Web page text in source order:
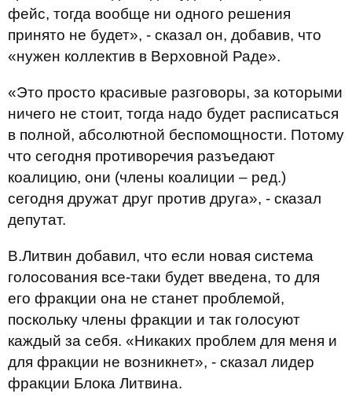
фейс, тогда вообще ни одного решения
принято не будет», - сказал он, добавив, что
«нужен коллектив в Верховной Раде».
«Это просто красивые разговоры, за которыми
ничего не стоит, тогда надо будет расписаться
в полной, абсолютной беспомощности. Потому
что сегодня противоречия разъедают
коалицию, они (члены коалиции – ред.)
сегодня дружат друг против друга», - сказал
депутат.
В.Литвин добавил, что если новая система
голосования все-таки будет введена, то для
его фракции она не станет проблемой,
поскольку члены фракции и так голосуют
каждый за себя. «Никаких проблем для меня и
для фракции не возникнет», - сказал лидер
фракции Блока Литвина.